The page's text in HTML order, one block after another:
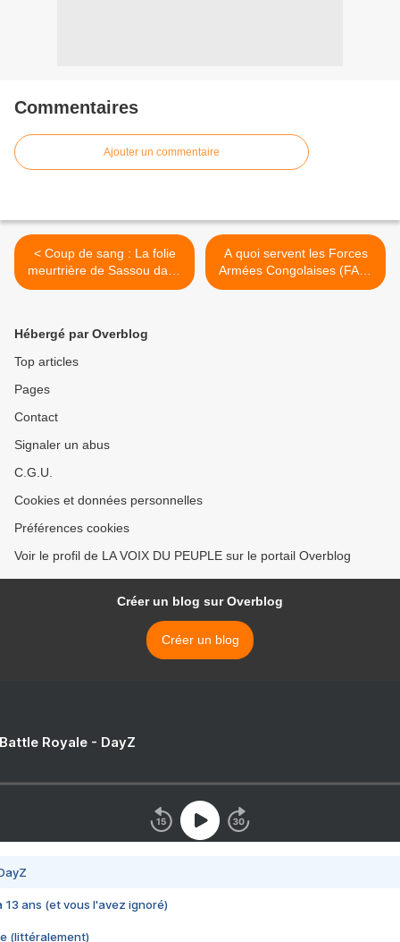
Commentaires
Ajouter un commentaire
< Coup de sang : La folie
meurtrière de Sassou dans
le Pool
A quoi servent les Forces
Armées Congolaises (FAC)
? >
Hébergé par Overblog
Top articles
Pages
Contact
Signaler un abus
C.G.U.
Cookies et données personnelles
Préférences cookies
Voir le profil de LA VOIX DU PEUPLE sur le portail Overblog
Créer un blog sur Overblog
Créer un blog
Royale - DayZ
13 ans (et vous l'avez ignoré)
(littéralement)